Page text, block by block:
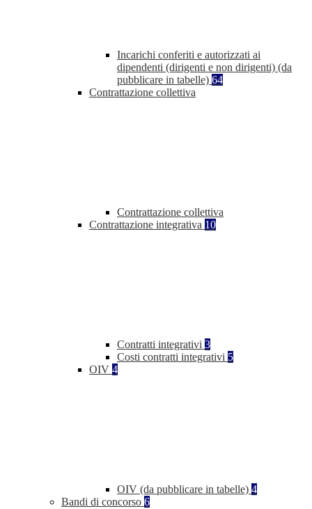
Incarichi conferiti e autorizzati ai
dipendenti (dirigenti e non dirigenti) (da
pubblicare in tabelle) 64
Contrattazione collettiva
Contrattazione collettiva
Contrattazione integrativa 10
Contratti integrativi 3
Costi contratti integrativi 5
OIV 4
OIV (da pubblicare in tabelle) 4
Bandi di concorso 6